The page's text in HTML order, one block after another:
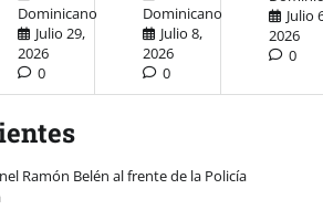
Dominicano
Julio 29,
2026
0
Dominicano
Julio 8,
2026
0
Julio
2026
0
Ramón Belén al frente de la Policía